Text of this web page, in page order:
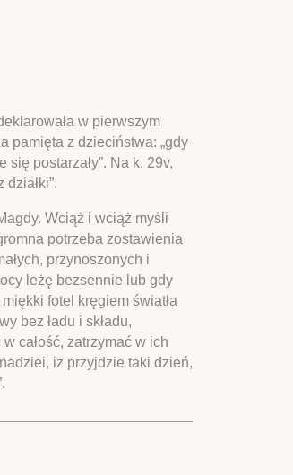
w pierwszym
pamięta z dzieciństwa: „gdy
postarzały”. Na k. 29v,
Wciąż i wciąż myśli
potrzeba zostawienia
przynoszonych i
leżę bezsennie lub gdy
fotel kręgiem światła
bez ładu i składu,
całość, zatrzymać w ich
iż przyjdzie taki dzień,